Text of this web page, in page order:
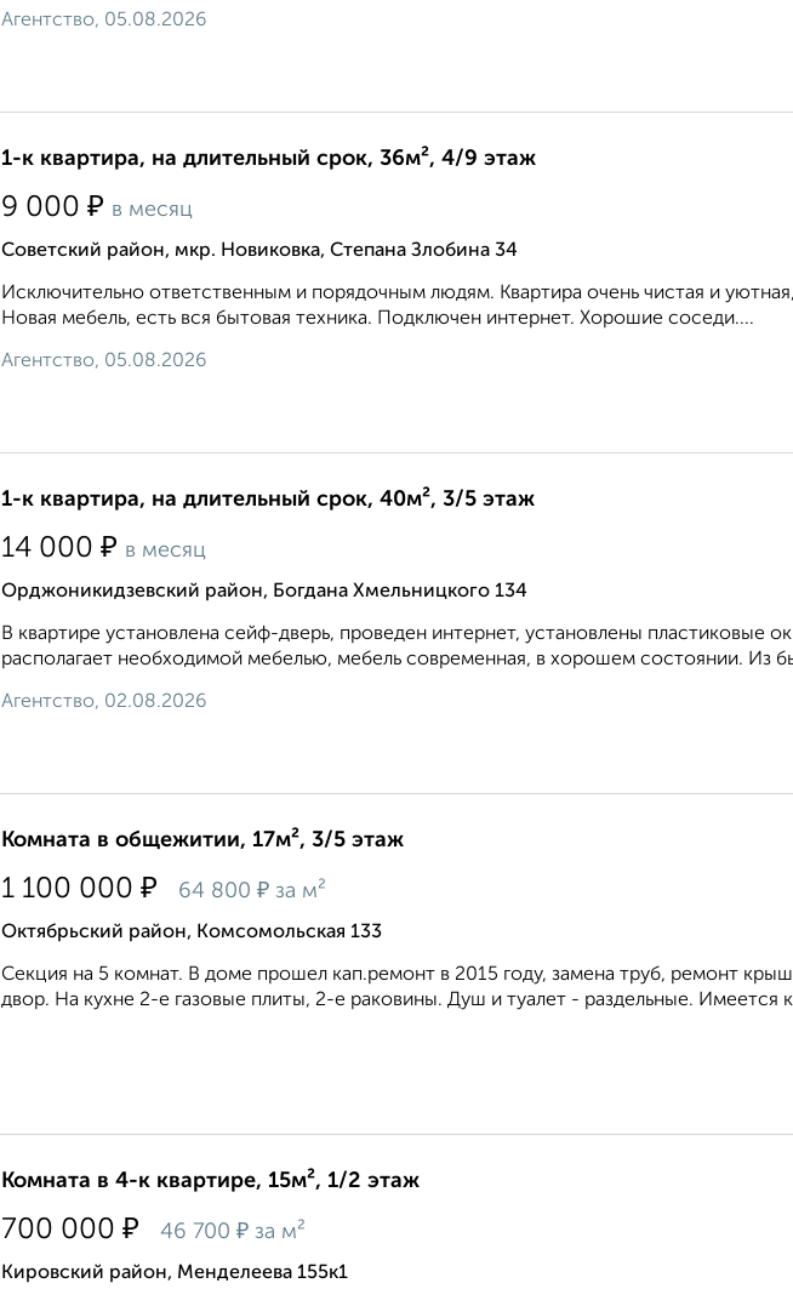
Агентство, 05.08.2026
1-к квартира, на длительный срок, 36м², 4/9 этаж
9 000 ₽ в месяц
Советский район, мкр. Новиковка, Степана Злобина 34
Исключительно ответственным и порядочным людям. Квартира очень чистая и
Новая мебель, есть вся бытовая техника. Подключен интернет. Хорошие соседи....
Агентство, 05.08.2026
1-к квартира, на длительный срок, 40м², 3/5 этаж
14 000 ₽ в месяц
Орджоникидзевский район, Богдана Хмельницкого 134
В квартире установлена сейф-дверь, проведен интернет, установлены пластиковые
располагает необходимой мебелью, мебель современная, в хорошем состоянии. Из
Агентство, 02.08.2026
Комната в общежитии, 17м², 3/5 этаж
1 100 000 ₽ 64 800 ₽ за м²
Октябрьский район, Комсомольская 133
Секция на 5 комнат. В доме прошел кап.ремонт в 2015 году, замена труб, ремонт
двор. На кухне 2-е газовые плиты, 2-е раковины. Душ и туалет - раздельные. Имеется
Комната в 4-к квартире, 15м², 1/2 этаж
700 000 ₽ 46 700 ₽ за м²
Кировский район, Менделеева 155к1